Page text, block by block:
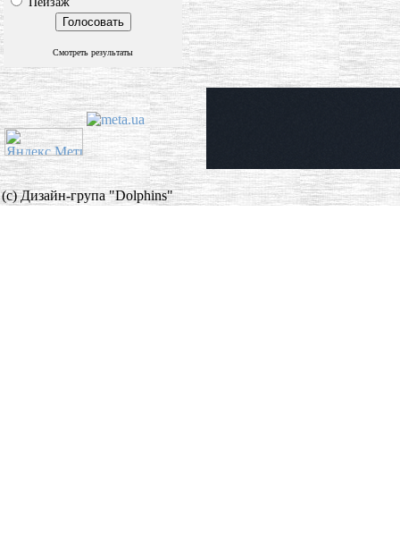
Смотреть результаты
(c) Дизайн-група "Dolphins"